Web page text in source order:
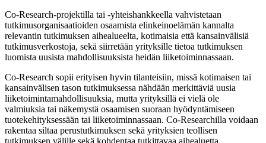
Co-Research-projektilla tai -yhteishankkeella vahvistetaan
tutkimusorganisaatioiden osaamista elinkeinoelämän kannalta
relevantin tutkimuksen aihealueelta, kotimaisia että kansainvälisiä
tutkimusverkostoja, sekä siirretään yrityksille tietoa tutkimuksen
luomista uusista mahdollisuuksista heidän liiketoiminnassaan.
Co-Research sopii erityisen hyvin tilanteisiin, missä kotimaisen tai
kansainvälisen tason tutkimuksessa nähdään merkittäviä uusia
liiketoimintamahdollisuuksia, mutta yrityksillä ei vielä ole
valmiuksia tai näkemystä osaamisen suoraan hyödyntämiseen
tuotekehityksessään tai liiketoiminnassaan. Co-Researchilla voidaan
rakentaa siltaa perustutkimuksen sekä yrityksien teollisen
tutkimuksen välille sekä kohdentaa tutkittavaa aihealuetta